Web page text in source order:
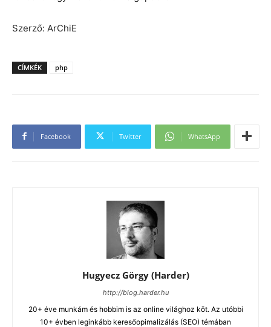
Szerző: ArChiE
CÍMKÉK php
Facebook Twitter WhatsApp
Hugyecz Görgy (Harder)
http://blog.harder.hu
20+ éve munkám és hobbim is az online világhoz köt. Az utóbbi
10+ évben leginkább keresőopimalizálás (SEO) témában